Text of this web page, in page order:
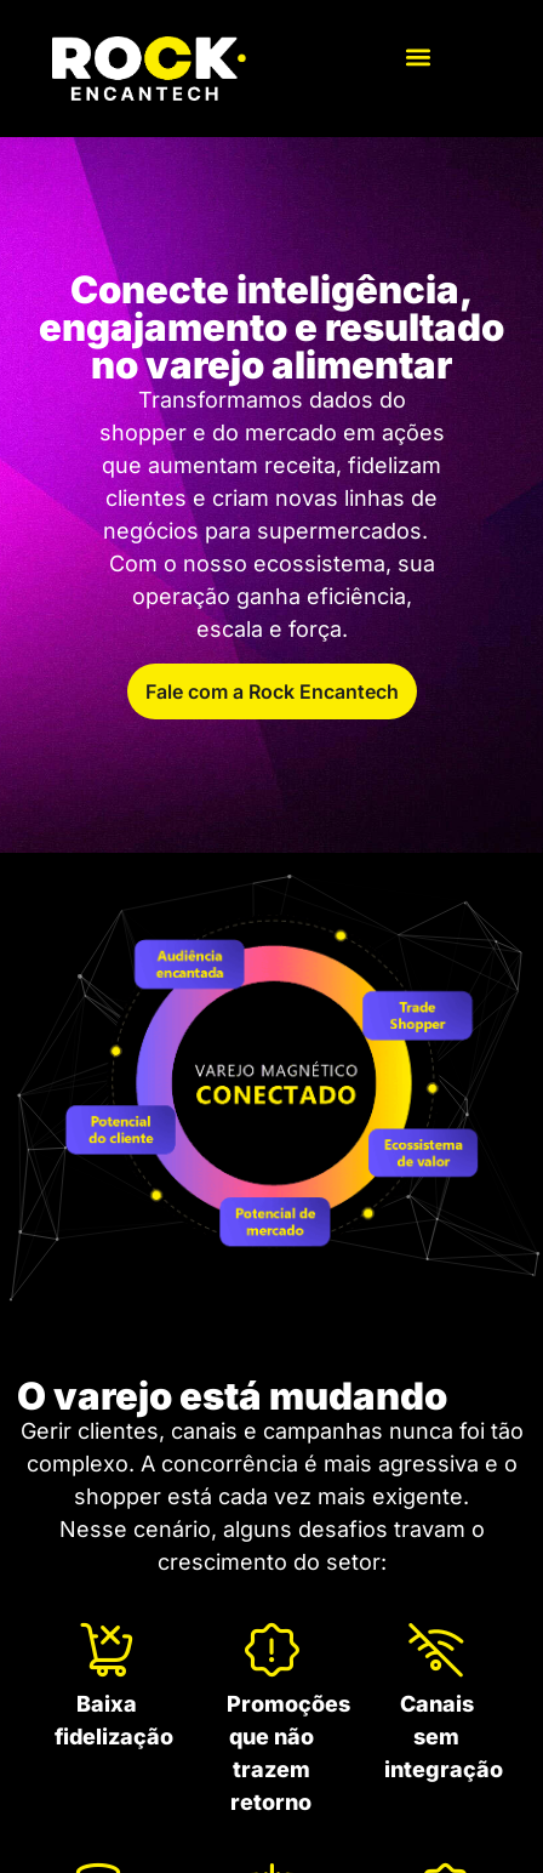
Conecte inteligência,
engajamento e resultado
no varejo alimentar
Transformamos dados do
shopper e do mercado em ações
que aumentam receita, fidelizam
clientes e criam novas linhas de
negócios para supermercados.
Com o nosso ecossistema, sua
operação ganha eficiência,
escala e força.
Fale com a Rock Encantech
O varejo está mudando
Gerir clientes, canais e campanhas nunca foi tão
complexo. A concorrência é mais agressiva e o
shopper está cada vez mais exigente.
Nesse cenário, alguns desafios travam o
crescimento do setor:
Baixa
fidelização
Promoções
que não
trazem
retorno
Canais
sem
integração